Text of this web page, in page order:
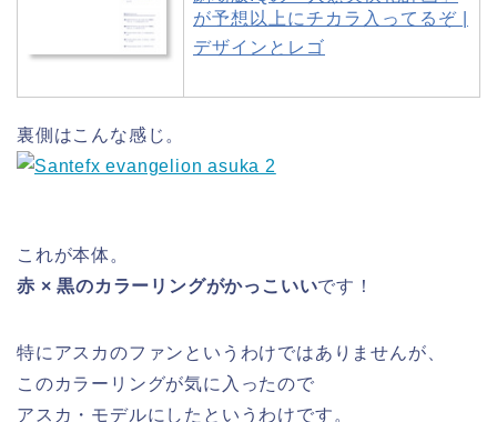
が予想以上にチカラ入ってるぞ |
デザインとレゴ
裏側はこんな感じ。
これが本体。
赤 × 黒のカラーリングがかっこいいです！
特にアスカのファンというわけではありませんが、
このカラーリングが気に入ったので
アスカ・モデルにしたというわけです。